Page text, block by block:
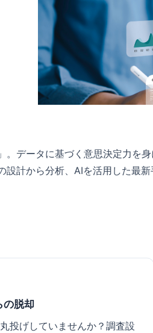
。データに基づく意思決定力を
設計から分析、AIを活用した最
の脱却
投げしていませんか？調査設